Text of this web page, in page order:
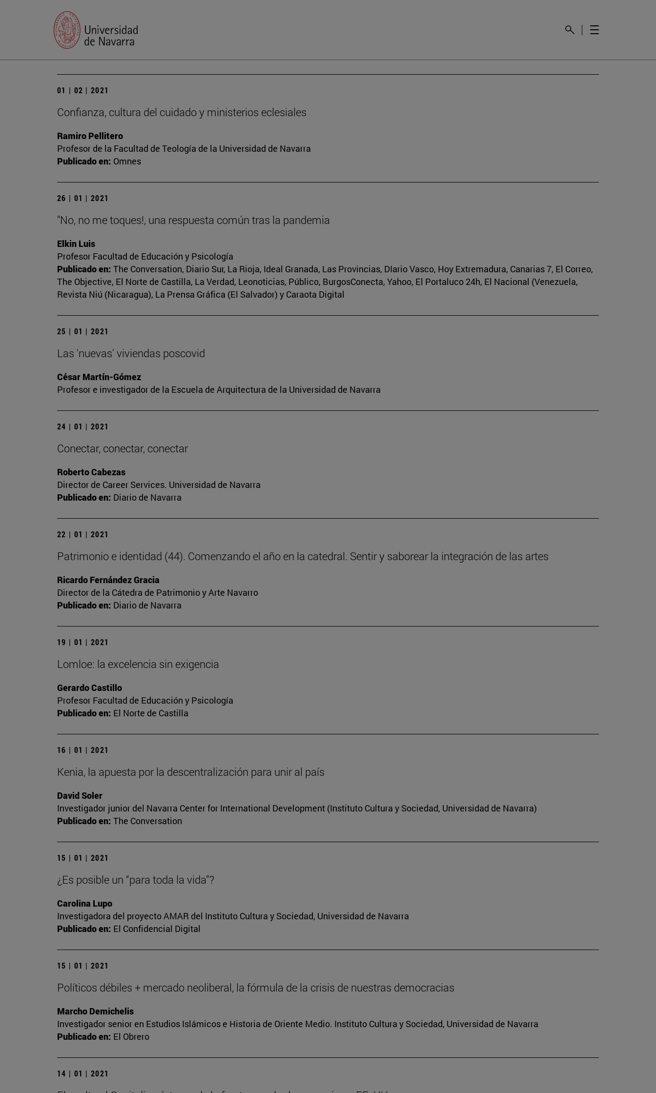
01 | 02 | 2021
Confianza, cultura del cuidado y ministerios eclesiales
Ramiro Pellitero
Profesor de la Facultad de Teología de la Universidad de Navarra
Publicado en: Omnes
26 | 01 | 2021
"No, no me toques!, una respuesta común tras la pandemia
Elkin Luis
Profesor Facultad de Educación y Psicología
Publicado en: The Conversation, Diario Sur, La Rioja, Ideal Granada, Las Provincias, DIario Vasco, Hoy Extremadura, Canarias 7, El Correo,
The Objective, El Norte de Castilla, La Verdad, Leonoticias, Público, BurgosConecta, Yahoo, El Portaluco 24h, El Nacional (Venezuela,
Revista Niú (Nicaragua), La Prensa Gráfica (El Salvador) y Caraota Digital
25 | 01 | 2021
Las 'nuevas' viviendas poscovid
César Martín-Gómez
Profesor e investigador de la Escuela de Arquitectura de la Universidad de Navarra
24 | 01 | 2021
Conectar, conectar, conectar
Roberto Cabezas
Director de Career Services. Universidad de Navarra
Publicado en: Diario de Navarra
22 | 01 | 2021
Patrimonio e identidad (44). Comenzando el año en la catedral. Sentir y saborear la integración de las artes
Ricardo Fernández Gracia
Director de la Cátedra de Patrimonio y Arte Navarro
Publicado en: Diario de Navarra
19 | 01 | 2021
Lomloe: la excelencia sin exigencia
Gerardo Castillo
Profesor Facultad de Educación y Psicología
Publicado en: El Norte de Castilla
16 | 01 | 2021
Kenia, la apuesta por la descentralización para unir al país
David Soler
Investigador junior del Navarra Center for International Development (Instituto Cultura y Sociedad, Universidad de Navarra)
Publicado en: The Conversation
15 | 01 | 2021
¿Es posible un “para toda la vida”?
Carolina Lupo
Investigadora del proyecto AMAR del Instituto Cultura y Sociedad, Universidad de Navarra
Publicado en: El Confidencial Digital
15 | 01 | 2021
Políticos débiles + mercado neoliberal, la fórmula de la crisis de nuestras democracias
Marcho Demichelis
Investigador senior en Estudios Islámicos e Historia de Oriente Medio. Instituto Cultura y Sociedad, Universidad de Navarra
Publicado en: El Obrero
14 | 01 | 2021